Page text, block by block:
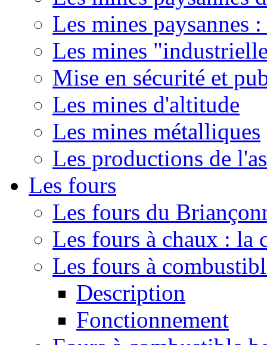
Les mines paysannes
Les mines
Mise en sécurité et
Les mines d'altitude
Les mines métalliques
Les productions de
Les fours
Les fours du
Les fours à chaux : la
Les fours à
Description
Fonctionnement